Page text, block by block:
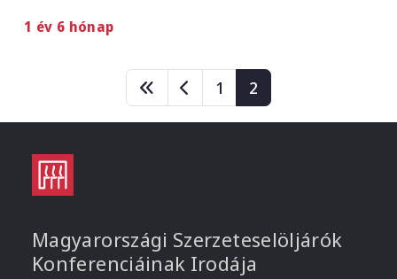
1 év 6 hónap
Oldalszámozás Page
1 Page
2
Magyarországi Szerzeteselöljárók
Konferenciáinak Irodája